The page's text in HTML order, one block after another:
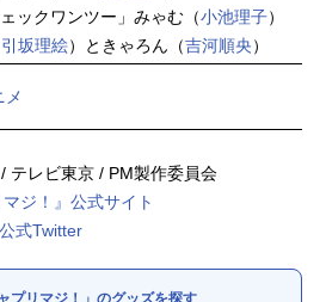
ックワンツー」みゃむ（小池理子）
引坂理絵）ときゃろん（吉河順央）
メ
テレビ東京 / PM製作委員会
ジ！』公式サイト
式Twitter
プリマジ！」のグッズを探す